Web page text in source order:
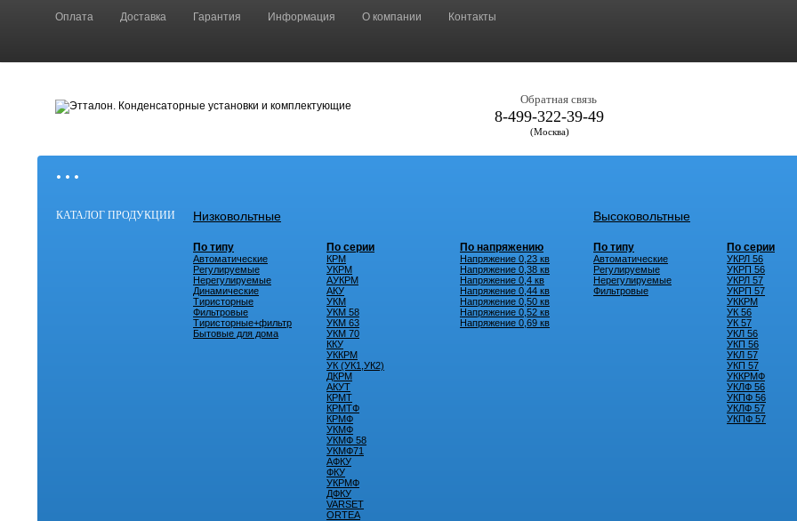
Оплата Доставка Гарантия Информация О компании Контакты
Обратная связь
8-499-322-39-49
(Москва)
• • •
КАТАЛОГ ПРОДУКЦИИ Низковольтные
По типу
Автоматические
Регулируемые
Нерегулируемые
Динамические
Тиристорные
Фильтровые
Тиристорные+фильтр
Бытовые для дома
По серии
КРМ
УКРМ
АУКРМ
АКУ
УКМ
УКМ 58
УКМ 63
УКМ 70
ККУ
УККРМ
УК (УК1,УК2)
ДКРМ
АКУТ
КРМТ
КРМТФ
КРМФ
УКМФ
УКМФ 58
УКМФ71
АФКУ
ФКУ
УКРМФ
ДФКУ
VARSET
ORTEA
По напряжению
Напряжение 0,23 кв
Напряжение 0,38 кв
Напряжение 0,4 кв
Напряжение 0,44 кв
Напряжение 0,50 кв
Напряжение 0,52 кв
Напряжение 0,69 кв
Высоковольтные
По типу
Автоматические
Регулируемые
Нерегулируемые
Фильтровые
По серии
УКРЛ 56
УКРП 56
УКРЛ 57
УКРП 57
УККРМ
УК 56
УК 57
УКЛ 56
УКП 56
УКЛ 57
УКП 57
УККРМФ
УКЛФ 56
УКПФ 56
УКЛФ 57
УКПФ 57